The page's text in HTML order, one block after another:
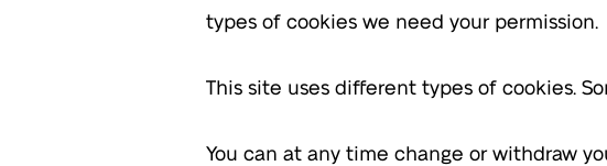
types of cookies we need your permission.
This site uses different types of cookies.
You can at any time change or withdraw